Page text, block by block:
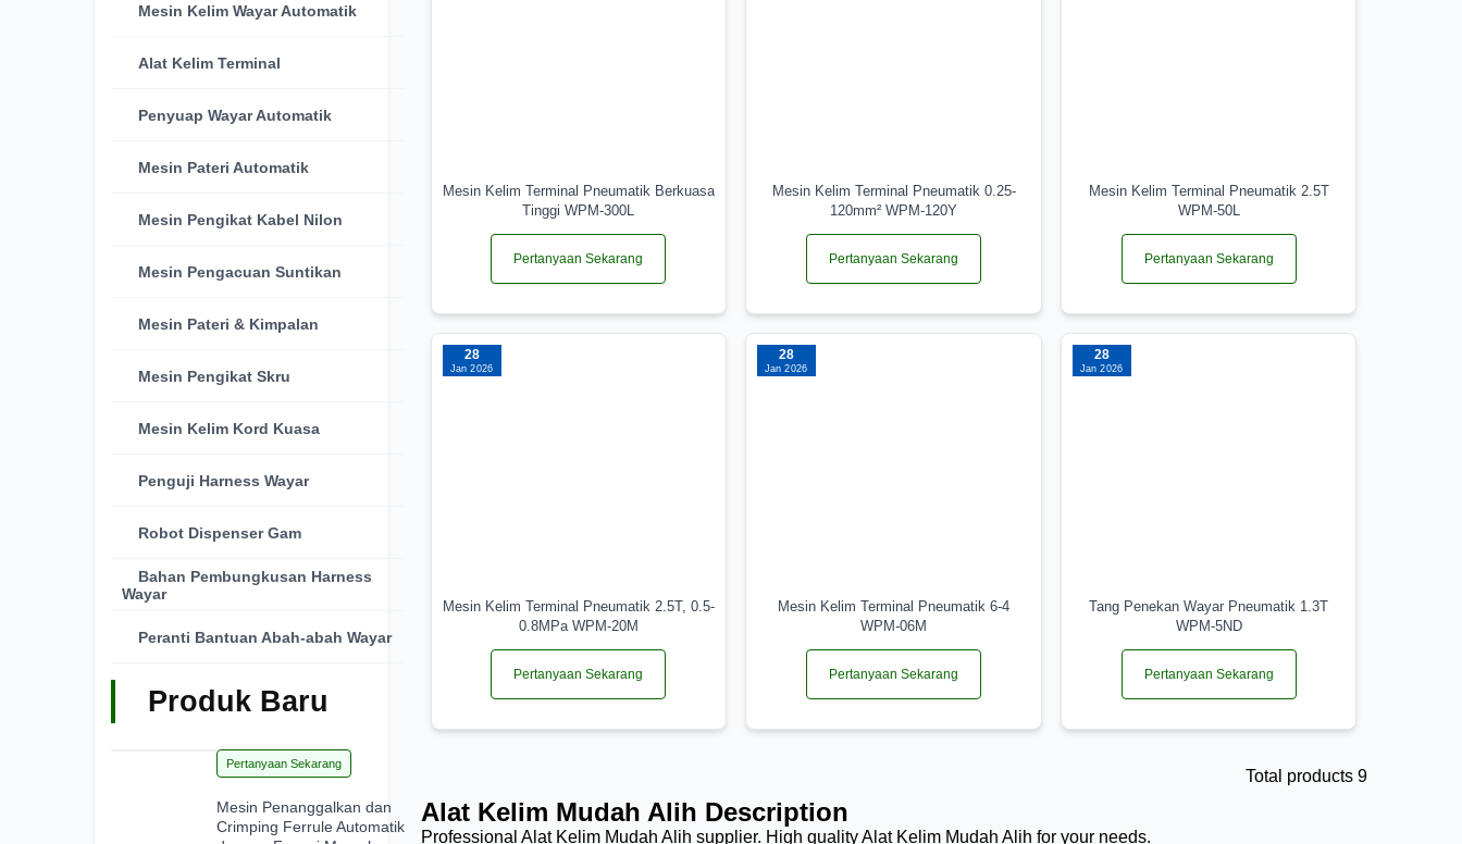
Mesin Kelim Wayar Automatik
Alat Kelim Terminal
Penyuap Wayar Automatik
Mesin Pateri Automatik
Mesin Pengikat Kabel Nilon
Mesin Pengacuan Suntikan
Mesin Pateri & Kimpalan
Mesin Pengikat Skru
Mesin Kelim Kord Kuasa
Penguji Harness Wayar
Robot Dispenser Gam
Bahan Pembungkusan Harness
Wayar
Peranti Bantuan Abah-abah Wayar
Produk Baru
Pertanyaan Sekarang
Mesin Penanggalkan dan
Crimping Ferrule Automatik
Mesin Kelim Terminal Pneumatik Berkuasa
Tinggi WPM-300L
Pertanyaan Sekarang
Mesin Kelim Terminal Pneumatik 0.25-
120mm² WPM-120Y
Pertanyaan Sekarang
Mesin Kelim Terminal Pneumatik 2.5T
WPM-50L
Pertanyaan Sekarang
28
Jan 2026
Mesin Kelim Terminal Pneumatik 2.5T, 0.5-
0.8MPa WPM-20M
Pertanyaan Sekarang
28
Jan 2026
Mesin Kelim Terminal Pneumatik 6-4
WPM-06M
Pertanyaan Sekarang
28
Jan 2026
Tang Penekan Wayar Pneumatik 1.3T
WPM-5ND
Pertanyaan Sekarang
Total products 9
Alat Kelim Mudah Alih Description
Professional Alat Kelim Mudah Alih supplier. High quality Alat Kelim Mudah Alih for your needs.